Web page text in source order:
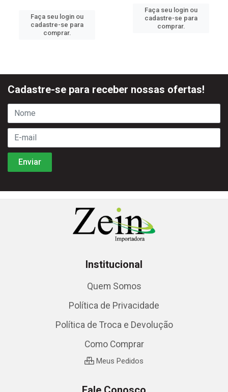
Faça seu login ou
cadastre-se para
comprar.
Faça seu login ou
cadastre-se para
comprar.
Cadastre-se para receber nossas ofertas!
Institucional
Quem Somos
Política de Privacidade
Política de Troca e Devolução
Como Comprar
Meus Pedidos